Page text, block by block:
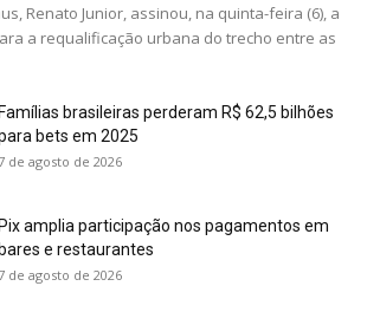
Renato Junior, assinou, na quinta-feira (6), a
a requalificação urbana do trecho entre as
Famílias brasileiras perderam R$ 62,5 bilhões
bets em 2025
de agosto de 2026
Pix amplia participação nos pagamentos em
bares e restaurantes
de agosto de 2026